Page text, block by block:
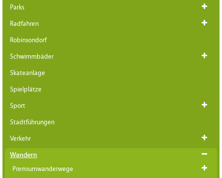
Parks
Radfahren
Robinsondorf
Schwimmbäder
Skateanlage
Spielplätze
Sport
Stadtführungen
Verkehr
Wandern
Premiumwanderwege